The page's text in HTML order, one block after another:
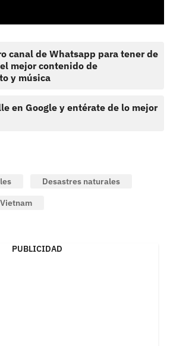
canal de Whatsapp para tener de
mejor contenido de
y música
en Google y entérate de lo mejor
Desastres naturales
Vietnam
PUBLICIDAD